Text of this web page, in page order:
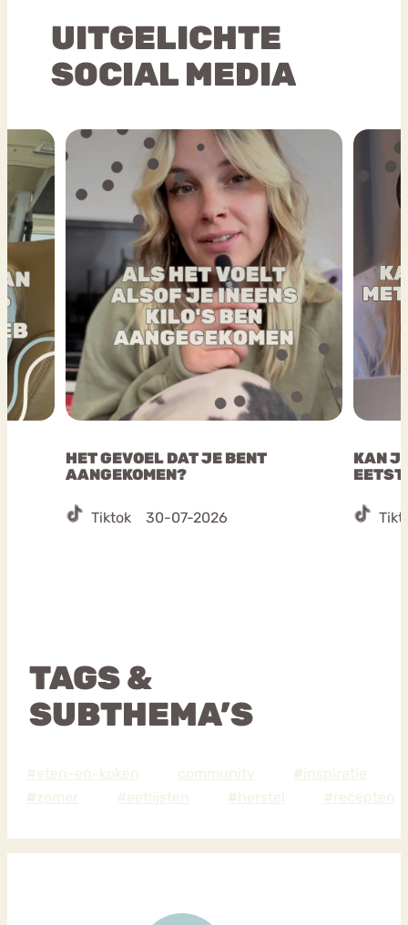
UITGELICHTE
SOCIAL MEDIA
HET GEVOEL DAT JE BENT
AANGEKOMEN?
Tiktok 30-07-2026
KAN
TAGS &
SUBTHEMA’S
#eten-en-koken community #inspiratie
#zomer #eetlijsten #herstel #recepten